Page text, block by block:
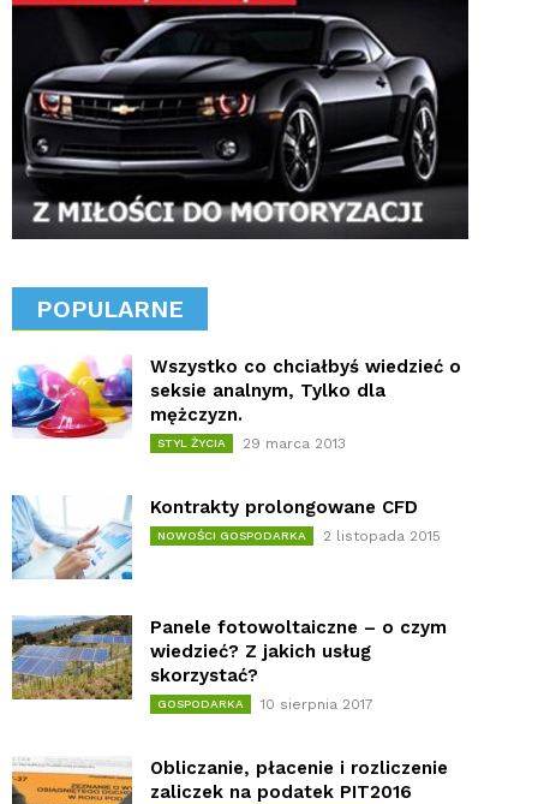
POPULARNE
Wszystko co chciałbyś wiedzieć o
seksie analnym, Tylko dla
mężczyzn.
STYL ŻYCIA 29 marca 2013
Kontrakty prolongowane CFD
NOWOŚCI GOSPODARKA 2 listopada 2015
Panele fotowoltaiczne – o czym
wiedzieć? Z jakich usług
skorzystać?
GOSPODARKA 10 sierpnia 2017
Obliczanie, płacenie i rozliczenie
zaliczek na podatek PIT2016